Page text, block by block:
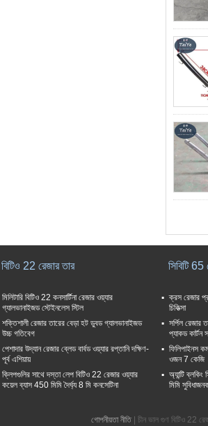
বিটিও 22 রেজার তার
মিলিটারি বিটিও 22 কনসার্টিনা রেজার ওয়্যার
গ্যালভানাইজড স্টেইনলেস স্টিল
শক্তিশালী রেজার তারের বেড়া হট ডুবড গ্যালভানাইজড
উচ্চ গতিবেগ
পেশাদার উদ্যান রেজার ব্লেড বার্বড ওয়্যার রপ্তানি দক্ষিণ-
পূর্ব এশিয়ায়
ক্লিপগুলির সাথে দস্তা লেপ বিটিও 22 রেজার ওয়্যার
কয়েল ব্যাস 450 মিমি দৈর্ঘ্য 8 মি কনসেটিনা
সিবিটি 65
ক্রস রেজার
চিকিত্সা
সর্পিল রেজার
প্যাকড কার্টন
ফিলিপাইনস
ওজন 7 কেজি
অ্যান্টি
মিমি
গোপনীয়তা নীতি | চীন ভাল গুণ বিটিও